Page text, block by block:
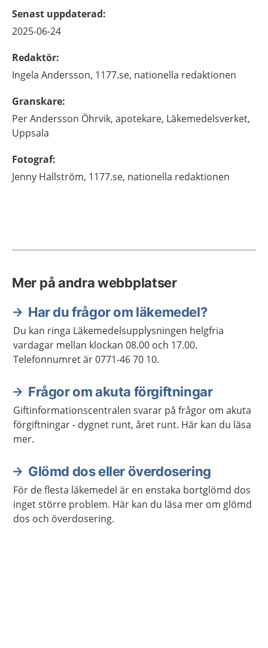
Senast uppdaterad:
2025-06-24
Redaktör:
Ingela Andersson, 1177.se, nationella redaktionen
Granskare:
PerAndersson Öhrvik, apotekare, Läkemedelsverket,
Uppsala
Fotograf:
Jenny Hallström, 1177.se, nationella redaktionen
Mer på andra webbplatser
Har du frågor om läkemedel?
Du kan ringa Läkemedelsupplysningen helgfria
vardagar mellan klockan 08.00 och 17.00.
Telefonnumret är 0771-46 70 10.
Frågor om akuta förgiftningar
Giftinformationscentralen svarar på frågor om akuta
förgiftningar - dygnet runt, året runt. Här kan du läsa
mer.
Glömd dos eller överdosering
För de flesta läkemedel är en enstaka bortglömd dos
inget större problem. Här kan du läsa mer om glömd
dos och överdosering.